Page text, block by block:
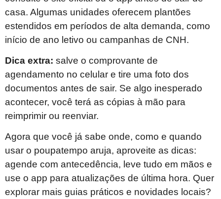
casa. Algumas unidades oferecem plantões
estendidos em períodos de alta demanda, como
início de ano letivo ou campanhas de CNH.
Dica extra: salve o comprovante de
agendamento no celular e tire uma foto dos
documentos antes de sair. Se algo inesperado
acontecer, você terá as cópias à mão para
reimprimir ou reenviar.
Agora que você já sabe onde, como e quando
usar o poupatempo aruja, aproveite as dicas:
agende com antecedência, leve tudo em mãos e
use o app para atualizações de última hora. Quer
explorar mais guias práticos e novidades locais?